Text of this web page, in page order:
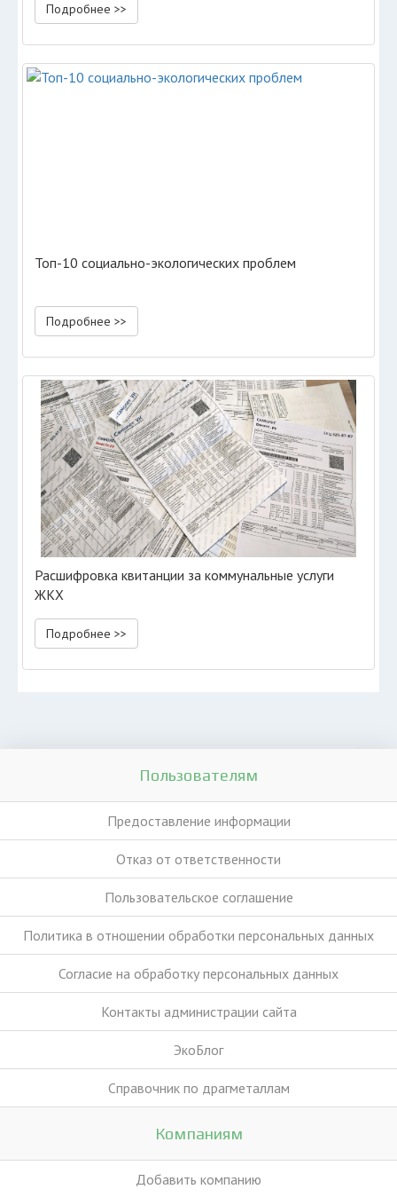
Подробнее >>
Топ-10 социально-экологических проблем
Подробнее >>
Расшифровка квитанции за коммунальные услуги
ЖКХ
Подробнее >>
Пользователям
Предоставление информации
Отказ от ответственности
Пользовательское соглашение
Политика в отношении обработки персональных данных
Согласие на обработку персональных данных
Контакты администрации сайта
ЭкоБлог
Справочник по драгметаллам
Компаниям
Добавить компанию